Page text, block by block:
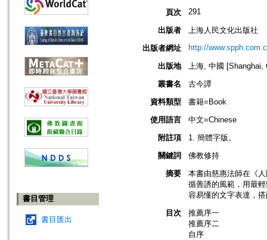
書目管理
書目匯出
頁次 291
出版者
上海人民文化出版社
出版者網址
http://
出版地
上海, 中國 [Shanghai,
叢書名
古今譚
資料類型
書籍=Book
使用語言
中文=Chinese
附註項
1. 簡體字版。
關鍵詞
佛教修持
摘要
本書由慈惠法師在《
循善誘的風範，用最
容易懂的文字表達，
目次
推薦序一
推薦序二
自序